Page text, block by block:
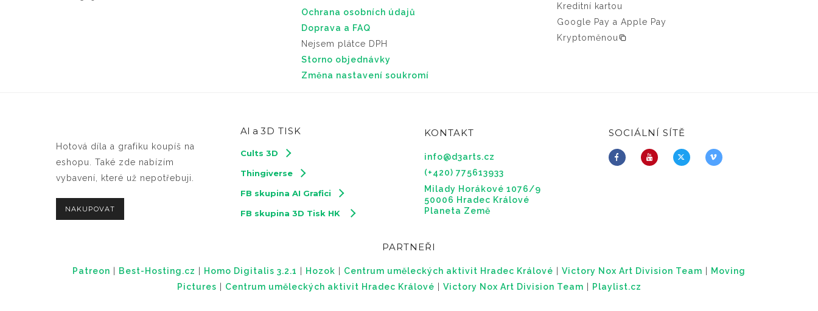
Ochrana osobních údajů
Doprava a FAQ
Nejsem plátce DPH
Storno objednávky
Změna nastavení soukromí
Kreditní kartou
Google Pay a Apple Pay
Kryptoměnou
Hotová díla a grafiku koupíš na
eshopu. Také zde nabízím
vybavení, které už nepotřebuji.
NAKUPOVAT
AI a 3D TISK
Cults 3D
Thingiverse
FB skupina AI Grafici
FB skupina 3D Tisk HK
KONTAKT
info@d3arts.cz
(+420) 775613933
Milady Horákové 1076/9
50006 Hradec Králové
Planeta Země
SOCIÁLNÍ SÍTĚ
PARTNEŘI
Patreon Best-Hosting.cz Homo Digitalis 3.2.1 Hozok Centrum uměleckých aktivit Hradec Králové Victory Nox Art Division Team
Moving
Pictures
Centrum uměleckých aktivit Hradec Králové Victory Nox Art Division Team Playlist.cz